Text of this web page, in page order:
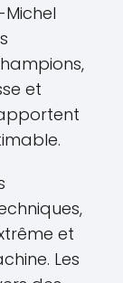
et
et
Les